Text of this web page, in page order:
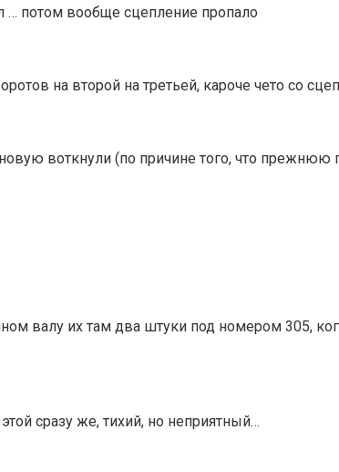
… потом вообще сцепление пропало
на второй на третьей, кароче чето со
воткнули (по причине того, что
валу их там два штуки под номером 305,
сразу же, тихий, но неприятный…